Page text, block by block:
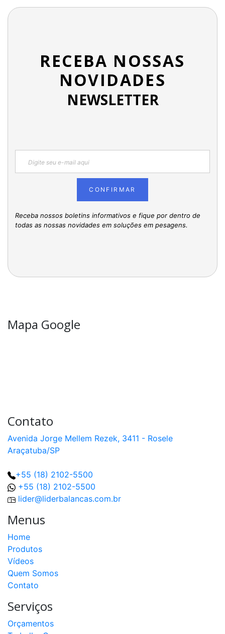
RECEBA NOSSAS
NOVIDADES
NEWSLETTER
CONFIRMAR
Receba nossos boletins informativos e fique por dentro de
todas as nossas novidades em soluções em pesagens.
Mapa Google
Contato
Avenida Jorge Mellem Rezek, 3411 - Rosele
Araçatuba/SP
+55 (18) 2102-5500
+55 (18) 2102-5500
lider@liderbalancas.com.br
Menus
Home
Produtos
Vídeos
Quem Somos
Contato
Serviços
Orçamentos